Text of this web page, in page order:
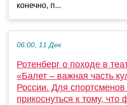
конечно, п...
06:00, 11 Дек
Ротенберг о походе в
«Балет – важная часть
России. Для
прикоснуться к тому,